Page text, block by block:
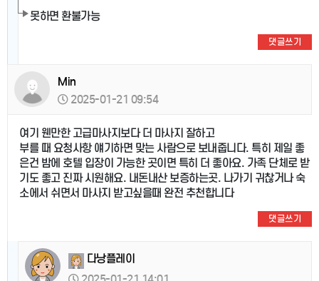
못하면 환불가능
댓글쓰기
Min
2025-01-21 09:54
여기 웬만한 고급마사지보다 더 마사지 잘하고
부를 때 요청사항 얘기하면 맞는 사람으로 보내줍니다. 특히 제일 좋
은건 밤에 호텔 입장이 가능한 곳이면 특히 더 좋아요. 가족 단체로 받
기도 좋고 진짜 시원해요. 내돈내산 보증하는곳. 나가기 귀찮거나 숙
소에서 쉬면서 마사지 받고싶을때 완전 추천합니다
댓글쓰기
다낭플레이